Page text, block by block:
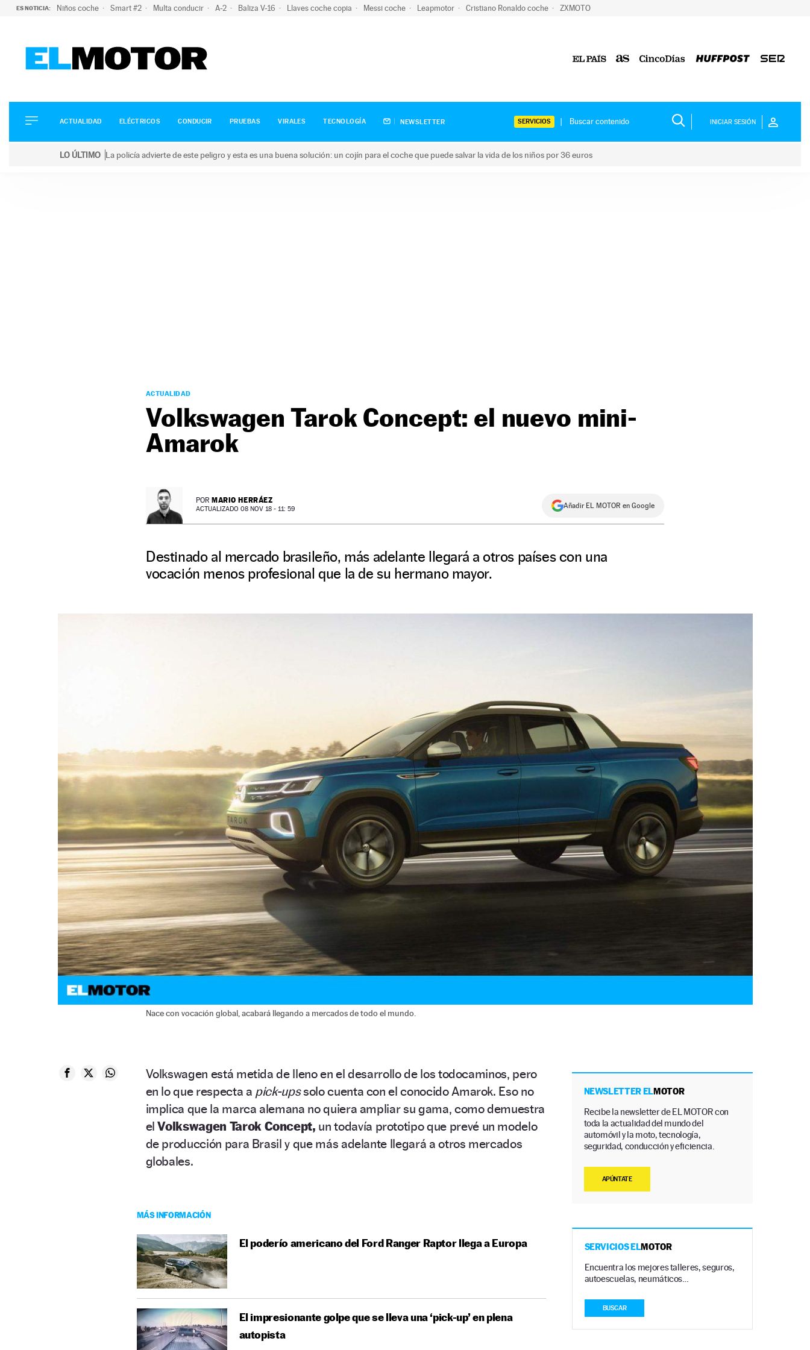
ES NOTICIA: Niños coche Smart #2 Multa conducir A-2 Baliza V-16 Llaves coche copia Messi coche Leapmotor Cristiano Ronaldo coche ZXMOTO
ELÉCTRICOS
CONDUCIR
ACTUALIDAD ELÉCTRICOS CONDUCIR PRUEBAS VIRALES TECNOLOGÍA NEWSLETTER SERVICIOS INICIAR SESIÓN
LO ÚLTIMO La policía advierte de este peligro y esta es una buena solución: un cojín para el coche que puede salvar la vida de los niños por 36 euros
ACTUALIDAD
Volkswagen Tarok Concept: el nuevo mini-
Amarok
POR MARIO HERRÁEZ
ACTUALIZADO 08 NOV 18 - 11: 59 Añadir EL MOTOR en Google
Destinado al mercado brasileño, más adelante llegará a otros países con una
vocación menos profesional que la de su hermano mayor.
Nace con vocación global, acabará llegando a mercados de todo el mundo.
Volkswagen está metida de lleno en el desarrollo de los todocaminos, pero
en lo que respecta a pick-upssolo cuenta con el conocido Amarok. Eso no
implica que la marca alemana no quiera ampliar su gama, como demuestra
elVolkswagen Tarok Concept, un todavía prototipo que prevé un modelo
de producción para Brasil y que más adelante llegará a otros mercados
globales.
MÁS INFORMACIÓN
El poderío americano del Ford Ranger Raptor llega a Europa
El impresionante golpe que se lleva una ‘pick-up’ en plena
autopista
NEWSLETTER ELMOTOR
Recibe la newsletter de EL MOTOR con
toda la actualidad del mundo del
automóvil y la moto, tecnología,
seguridad, conducción y eficiencia.
APÚNTATE
SERVICIOS ELMOTOR
Encuentra los mejores talleres, seguros,
autoescuelas, neumáticos…
BUSCAR